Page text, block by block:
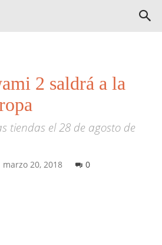
2 saldrá a la
tiendas el 28 de agosto de
marzo 20, 2018 0